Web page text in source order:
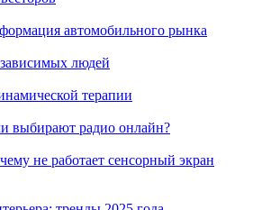
автомобильного рынка
людей
терапии
выбирают радио онлайн?
не работает сенсорный экран